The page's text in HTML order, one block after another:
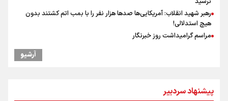
رهبر شهید انقلاب: آمریکایی‌ها صدها هزار نفر را با بمب اتم کشتند بدون
هیچ استدلالی!
مراسم گرامیداشت روز خبرنگار
ونس: در حال کار بر روی ایجاد یک سیستم ناوبری امن هستیم
آرشیو
پیشنهاد سردبیر